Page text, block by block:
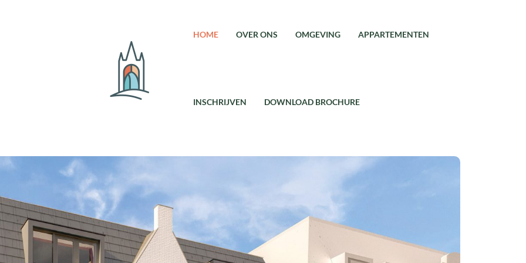
HOME OVER ONS OMGEVING APPARTEMENTEN
INSCHRIJVEN DOWNLOAD BROCHURE